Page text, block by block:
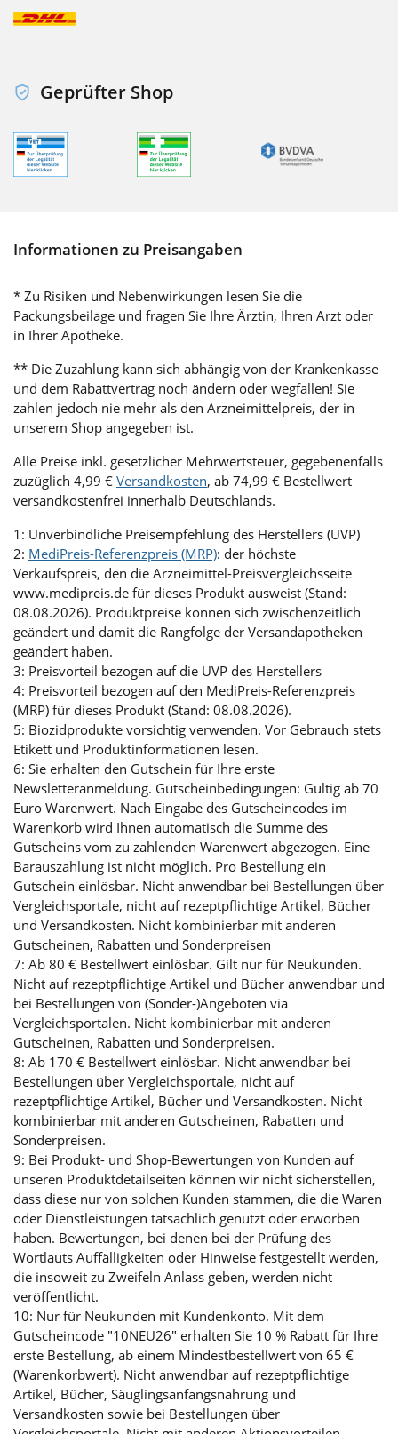
Geprüfter Shop
Informationen zu Preisangaben
* Zu Risiken und Nebenwirkungen lesen Sie die
Packungsbeilage und fragen Sie Ihre Ärztin, Ihren Arzt oder
in Ihrer Apotheke.
** Die Zuzahlung kann sich abhängig von der Krankenkasse
und dem Rabattvertrag noch ändern oder wegfallen! Sie
zahlen jedoch nie mehr als den Arzneimittelpreis, der in
unserem Shop angegeben ist.
Alle Preise inkl. gesetzlicher Mehrwertsteuer, gegebenenfalls
zuzüglich 4,99 € Versandkosten, ab 74,99 € Bestellwert
versandkostenfrei innerhalb Deutschlands.
1: Unverbindliche Preisempfehlung des Herstellers (UVP)
2: MediPreis-Referenzpreis (MRP): der höchste
Verkaufspreis, den die Arzneimittel-Preisvergleichsseite
www.medipreis.de für dieses Produkt ausweist (Stand:
08.08.2026). Produktpreise können sich zwischenzeitlich
geändert und damit die Rangfolge der Versandapotheken
geändert haben.
3: Preisvorteil bezogen auf die UVP des Herstellers
4: Preisvorteil bezogen auf den MediPreis-Referenzpreis
(MRP) für dieses Produkt (Stand: 08.08.2026).
5: Biozidprodukte vorsichtig verwenden. Vor Gebrauch stets
Etikett und Produktinformationen lesen.
6: Sie erhalten den Gutschein für Ihre erste
Newsletteranmeldung. Gutscheinbedingungen: Gültig ab 70
Euro Warenwert. Nach Eingabe des Gutscheincodes im
Warenkorb wird Ihnen automatisch die Summe des
Gutscheins vom zu zahlenden Warenwert abgezogen. Eine
Barauszahlung ist nicht möglich. Pro Bestellung ein
Gutschein einlösbar. Nicht anwendbar bei Bestellungen über
Vergleichsportale, nicht auf rezeptpflichtige Artikel, Bücher
und Versandkosten. Nicht kombinierbar mit anderen
Gutscheinen, Rabatten und Sonderpreisen
7: Ab 80 € Bestellwert einlösbar. Gilt nur für Neukunden.
Nicht auf rezeptpflichtige Artikel und Bücher anwendbar und
bei Bestellungen von (Sonder-)Angeboten via
Vergleichsportalen. Nicht kombinierbar mit anderen
Gutscheinen, Rabatten und Sonderpreisen.
8: Ab 170 € Bestellwert einlösbar. Nicht anwendbar bei
Bestellungen über Vergleichsportale, nicht auf
rezeptpflichtige Artikel, Bücher und Versandkosten. Nicht
kombinierbar mit anderen Gutscheinen, Rabatten und
Sonderpreisen.
9: Bei Produkt- und Shop-Bewertungen von Kunden auf
unseren Produktdetailseiten können wir nicht sicherstellen,
dass diese nur von solchen Kunden stammen, die die Waren
oder Dienstleistungen tatsächlich genutzt oder erworben
haben. Bewertungen, bei denen bei der Prüfung des
Wortlauts Auffälligkeiten oder Hinweise festgestellt werden,
die insoweit zu Zweifeln Anlass geben, werden nicht
veröffentlicht.
10: Nur für Neukunden mit Kundenkonto. Mit dem
Gutscheincode "10NEU26" erhalten Sie 10 % Rabatt für Ihre
erste Bestellung, ab einem Mindestbestellwert von 65 €
(Warenkorbwert). Nicht anwendbar auf rezeptpflichtige
Artikel, Bücher, Säuglingsanfangsnahrung und
Versandkosten sowie bei Bestellungen über